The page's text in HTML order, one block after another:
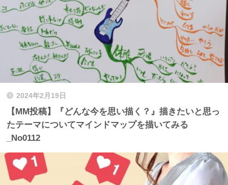
2024年2月19日
【MM投稿】『どんな今を思い描く？』描きたいと思っ
たテーマについてマインドマップを描いてみる
_No0112